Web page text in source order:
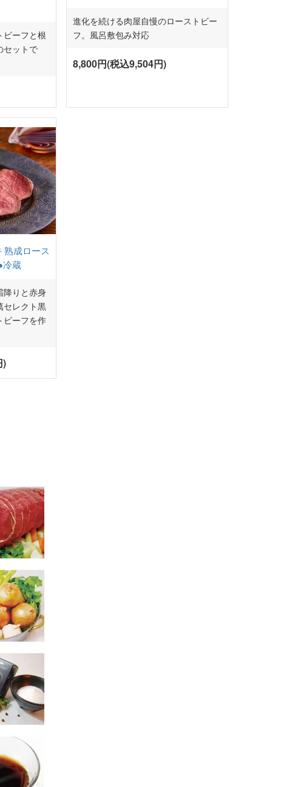
ビーフと根
セットで
進化を続ける肉屋自慢のローストビー
フ。風呂敷包み対応
8,800円(税込9,504円)
熟成ロース
冷蔵
降りと赤身
セレクト黒
ビーフを作
)